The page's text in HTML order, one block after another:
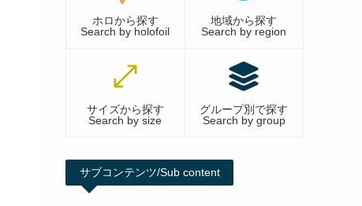
ホロから探す
Search by holofoil
地域から探す
Search by region
サイズから探す
Search by size
グループ別で探す
Search by group
サブコンテンツ/Sub content